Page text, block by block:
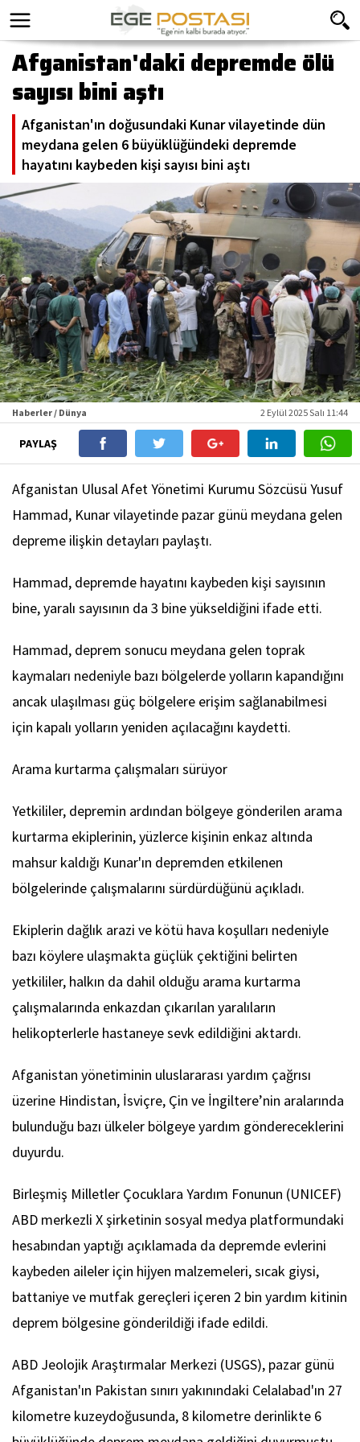
Afganistan'daki depremde ölü
sayısı bini aştı
Afganistan'ın doğusundaki Kunar vilayetinde dün
meydana gelen 6 büyüklüğündeki depremde
hayatını kaybeden kişi sayısı bini aştı
Haberler / Dünya 2 Eylül 2025 Salı 11:44
PAYLAŞ
Afganistan Ulusal Afet Yönetimi Kurumu Sözcüsü Yusuf
Hammad, Kunar vilayetinde pazar günü meydana gelen
depreme ilişkin detayları paylaştı.
Hammad, depremde hayatını kaybeden kişi sayısının
bine, yaralı sayısının da 3 bine yükseldiğini ifade etti.
Hammad, deprem sonucu meydana gelen toprak
kaymaları nedeniyle bazı bölgelerde yolların kapandığını
ancak ulaşılması güç bölgelere erişim sağlanabilmesi
için kapalı yolların yeniden açılacağını kaydetti.
Arama kurtarma çalışmaları sürüyor
Yetkililer, depremin ardından bölgeye gönderilen arama
kurtarma ekiplerinin, yüzlerce kişinin enkaz altında
mahsur kaldığı Kunar'ın depremden etkilenen
bölgelerinde çalışmalarını sürdürdüğünü açıkladı.
Ekiplerin dağlık arazi ve kötü hava koşulları nedeniyle
bazı köylere ulaşmakta güçlük çektiğini belirten
yetkililer, halkın da dahil olduğu arama kurtarma
çalışmalarında enkazdan çıkarılan yaralıların
helikopterlerle hastaneye sevk edildiğini aktardı.
Afganistan yönetiminin uluslararası yardım çağrısı
üzerine Hindistan, İsviçre, Çin ve İngiltere’nin aralarında
bulunduğu bazı ülkeler bölgeye yardım göndereceklerini
duyurdu.
Birleşmiş Milletler Çocuklara Yardım Fonunun (UNICEF)
ABD merkezli X şirketinin sosyal medya platformundaki
hesabından yaptığı açıklamada da depremde evlerini
kaybeden aileler için hijyen malzemeleri, sıcak giysi,
battaniye ve mutfak gereçleri içeren 2 bin yardım kitinin
deprem bölgesine gönderildiği ifade edildi.
ABD Jeolojik Araştırmalar Merkezi (USGS), pazar günü
Afganistan'ın Pakistan sınırı yakınındaki Celalabad'ın 27
kilometre kuzeydoğusunda, 8 kilometre derinlikte 6